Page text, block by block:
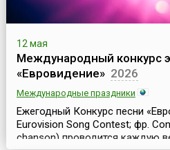
12 мая
Международный конкурс
«Евровидение» 2026
Международные праздники
Ежегодный Конкурс песни
Eurovision Song Contest; фр.
chanson) проводится каждую